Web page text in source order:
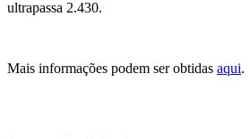
ultrapassa 2.430.
Mais informações podem ser obtidas aqui.